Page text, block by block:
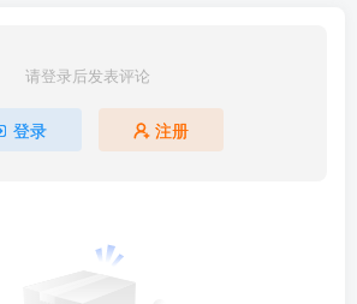
请登录后发表评论
登录 注册